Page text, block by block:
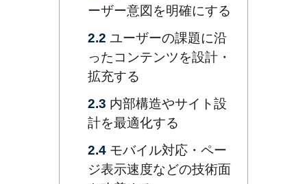
ーザー意図を明確にする
2.2 ユーザーの課題に沿
ったコンテンツを設計・
拡充する
2.3 内部構造やサイト設
計を最適化する
2.4 モバイル対応・ペー
ジ表示速度などの技術面